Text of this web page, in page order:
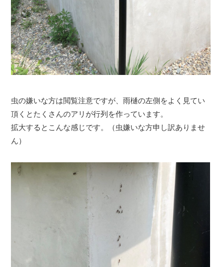
虫の嫌いな方は閲覧注意ですが、雨樋の左側をよく見てい
頂くとたくさんのアリが行列を作っています。
拡大するとこんな感じです。（虫嫌いな方申し訳ありませ
ん）